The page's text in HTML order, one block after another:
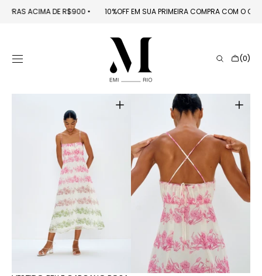
CONTEÚDO
10%OFF EM SUA PRIMEIRA COMPRA COM O
ACIMA DE R$900󠁯•󠁏󠁏
Carrinho
(0)
Abrir
mídia
1
na
galeria
Abrir
mídia
2
na
galeria